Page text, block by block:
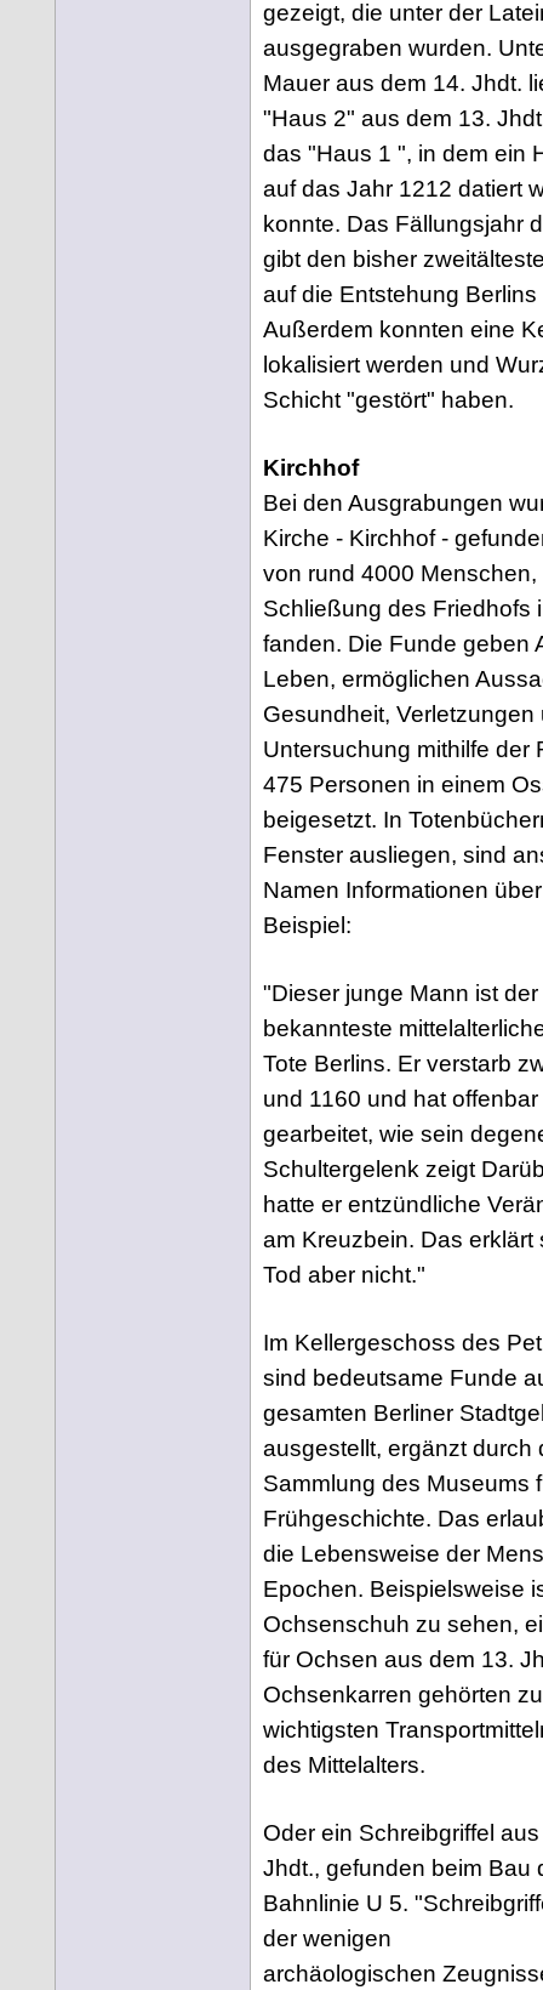
gezeigt, die unter der
ausgegraben wurden.
Mauer aus dem 14. Jhdt.
"Haus 2" aus dem 13.
das "Haus 1 ", in dem ein
auf das Jahr 1212 datiert
konnte. Das Fällungsjahr
gibt den bisher
auf die Entstehung Berlins
Außerdem konnten eine
lokalisiert werden und
Schicht "gestört" haben.
Kirchhof
Bei den Ausgrabungen
Kirche - Kirchhof -
von rund 4000
Schließung des Friedhofs
fanden. Die Funde geben
Leben, ermöglichen
Gesundheit,
Untersuchung mithilfe der
475 Personen in einem
beigesetzt. In
Fenster ausliegen, sind
Namen Informationen
Beispiel:
"Dieser junge Mann ist
bekannteste
Tote Berlins. Er verstarb
und 1160 und hat
gearbeitet, wie sein
Schultergelenk zeigt
hatte er entzündliche
am Kreuzbein. Das erklärt
Tod aber nicht."
Im Kellergeschoss des
sind bedeutsame Funde
gesamten Berliner
ausgestellt, ergänzt durch
Sammlung des Museums
Frühgeschichte. Das
die Lebensweise der
Epochen. Beispielsweise
Ochsenschuh zu sehen,
für Ochsen aus dem 13.
Ochsenkarren gehörten
wichtigsten
des Mittelalters.
Oder ein Schreibgriffel
Jhdt., gefunden beim Bau
Bahnlinie U 5.
der wenigen
archäologischen